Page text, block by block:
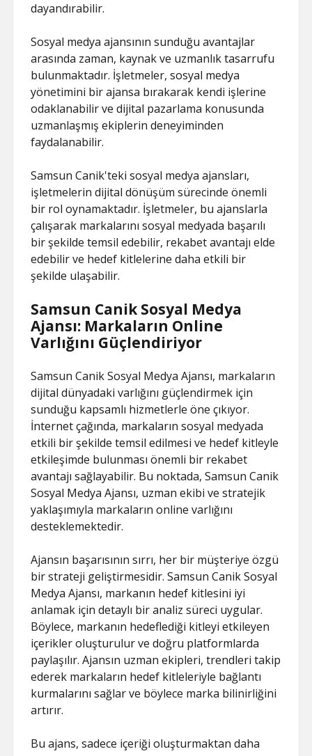
dayandırabilir.
Sosyal medya ajansının sunduğu avantajlar
arasında zaman, kaynak ve uzmanlık tasarrufu
bulunmaktadır. İşletmeler, sosyal medya
yönetimini bir ajansa bırakarak kendi işlerine
odaklanabilir ve dijital pazarlama konusunda
uzmanlaşmış ekiplerin deneyiminden
faydalanabilir.
Samsun Canik'teki sosyal medya ajansları,
işletmelerin dijital dönüşüm sürecinde önemli
bir rol oynamaktadır. İşletmeler, bu ajanslarla
çalışarak markalarını sosyal medyada başarılı
bir şekilde temsil edebilir, rekabet avantajı elde
edebilir ve hedef kitlelerine daha etkili bir
şekilde ulaşabilir.
Samsun Canik Sosyal Medya
Ajansı: Markaların Online
Varlığını Güçlendiriyor
Samsun Canik Sosyal Medya Ajansı, markaların
dijital dünyadaki varlığını güçlendirmek için
sunduğu kapsamlı hizmetlerle öne çıkıyor.
İnternet çağında, markaların sosyal medyada
etkili bir şekilde temsil edilmesi ve hedef kitleyle
etkileşimde bulunması önemli bir rekabet
avantajı sağlayabilir. Bu noktada, Samsun Canik
Sosyal Medya Ajansı, uzman ekibi ve stratejik
yaklaşımıyla markaların online varlığını
desteklemektedir.
Ajansın başarısının sırrı, her bir müşteriye özgü
bir strateji geliştirmesidir. Samsun Canik Sosyal
Medya Ajansı, markanın hedef kitlesini iyi
anlamak için detaylı bir analiz süreci uygular.
Böylece, markanın hedeflediği kitleyi etkileyen
içerikler oluşturulur ve doğru platformlarda
paylaşılır. Ajansın uzman ekipleri, trendleri takip
ederek markaların hedef kitleleriyle bağlantı
kurmalarını sağlar ve böylece marka bilinirliğini
artırır.
Bu ajans, sadece içeriği oluşturmaktan daha